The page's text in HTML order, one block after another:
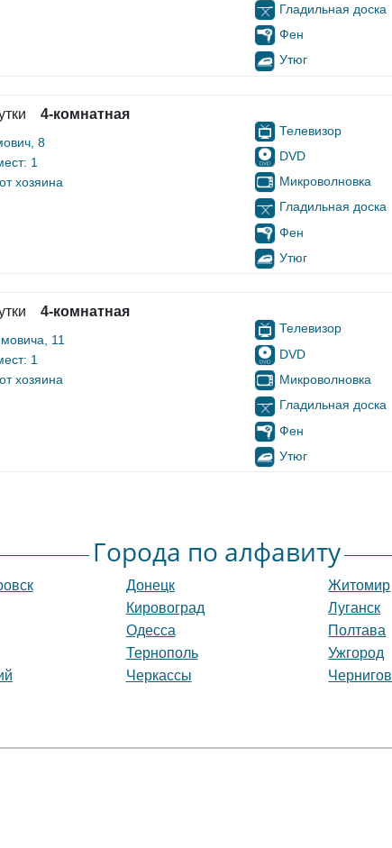
Гладильная доска
Фен
Утюг
4-комнатная
8
1
от хозяина
Телевизор
DVD
Микроволновка
Гладильная доска
Фен
Утюг
4-комнатная
11
1
от хозяина
Телевизор
DVD
Микроволновка
Гладильная доска
Фен
Утюг
Города по алфавиту
Донецк Житомир
Кировоград Луганск
Одесса Полтава
Тернополь Ужгород
Черкассы Чернигов